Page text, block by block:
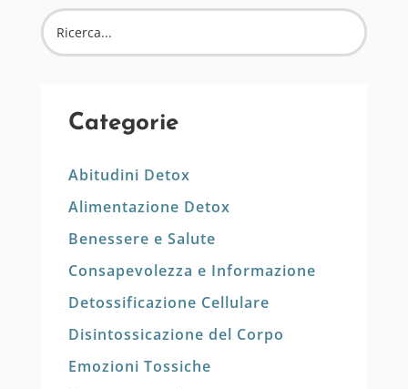
Categorie
Abitudini Detox
Alimentazione Detox
Benessere e Salute
Consapevolezza e Informazione
Detossificazione Cellulare
Disintossicazione del Corpo
Emozioni Tossiche